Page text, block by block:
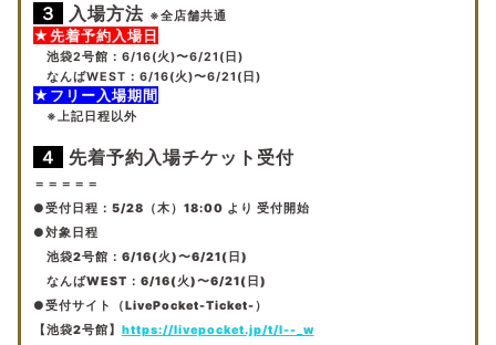
３ 入場方法 ※全店舗共通
★先着予約入場日
池袋2号館 ：6/16(火)〜6/21(日)
なんばWEST ：6/16(火)〜6/21(日)
★フリー入場期間
※上記日程以外
４ 先着予約入場チケット受付
＝＝＝＝＝
●受付日程 ：5/28（木）18:00 より 受付開始
●対象日程
池袋2号館 ：6/16(火)〜6/21(日)
なんばWEST ：6/16(火)〜6/21(日)
●受付サイト（LivePocket-Ticket-）
【池袋2号館】 https://livepocket.jp/t/l--_w